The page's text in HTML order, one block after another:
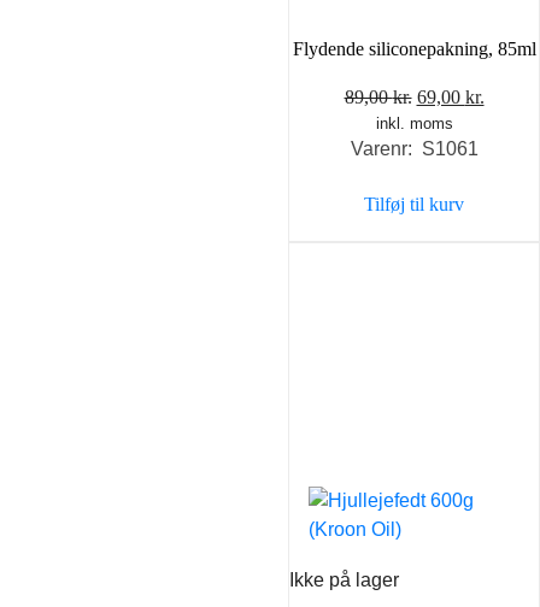
Flydende siliconepakning, 85ml
89,00kr. Den
oprindelige
pris
89,00 kr..
69,00 kr.
inkl. moms
Varenr: S1061
Tilføj til kurv
Ikke på lager